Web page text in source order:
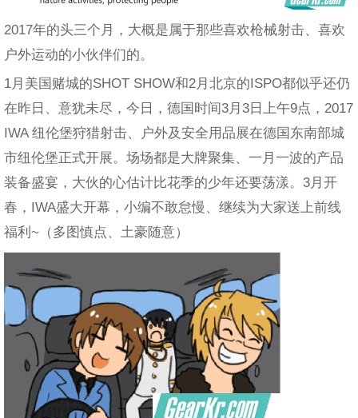
2017年的头三个月，大概是属于那些喜欢枪械射击、喜欢
户外运动的小伙伴们的。
1月美国赌城的SHOT SHOW和2月北京的ISPO都似乎还仍
在昨日、意犹未尽，今日，德国时间3月3日上午9点，2017
IWA 纽伦堡狩猎射击、户外及安全用品展在德国东南部城
市纽伦堡正式开展。场场都是大牌聚集、一月一波的产品
装备盛宴，大伙的心估计比花季的少年还要荡漾。3月开
春，IWA盛大开幕，小编不敢怠慢、继续为大家送上前线
福利~（多图慎点、土豪随意）